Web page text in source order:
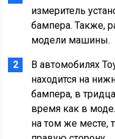
измеритель
бампера. Также,
модели машины.
В автомобилях
находится на
бампера, в
время как в
на том же месте,